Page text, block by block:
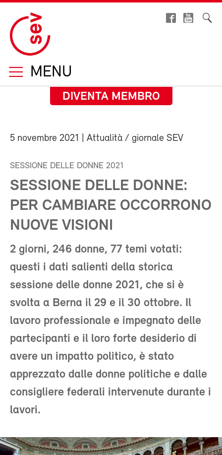
MENU
DIVENTA MEMBRO
5 novembre 2021 | Attualità / giornale SEV
SESSIONE DELLE DONNE 2021
SESSIONE DELLE DONNE:
PER CAMBIARE OCCORRONO
NUOVE VISIONI
2 giorni, 246 donne, 77 temi votati:
questi i dati salienti della storica
sessione delle donne 2021, che si è
svolta a Berna il 29 e il 30 ottobre. Il
lavoro professionale e impegnato delle
partecipanti e il loro forte desiderio di
avere un impatto politico, è stato
apprezzato dalle donne politiche e dalle
consigliere federali intervenute durante i
lavori.